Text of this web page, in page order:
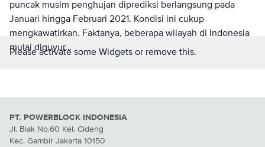
puncak musim penghujan diprediksi berlangsung pada
Januari hingga Februari 2021. Kondisi ini cukup
mengkawatirkan. Faktanya, beberapa wilayah di Indonesia
mulai diguyur…
Please activate some Widgets or remove this.
PT. POWERBLOCK INDONESIA
Jl. Biak No.60 Kel. Cideng
Kec. Gambir Jakarta 10150